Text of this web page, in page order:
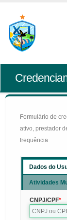
Formulário de
ativo, prestador
frequência
Dados do
Atividades
CNPJ/CPF